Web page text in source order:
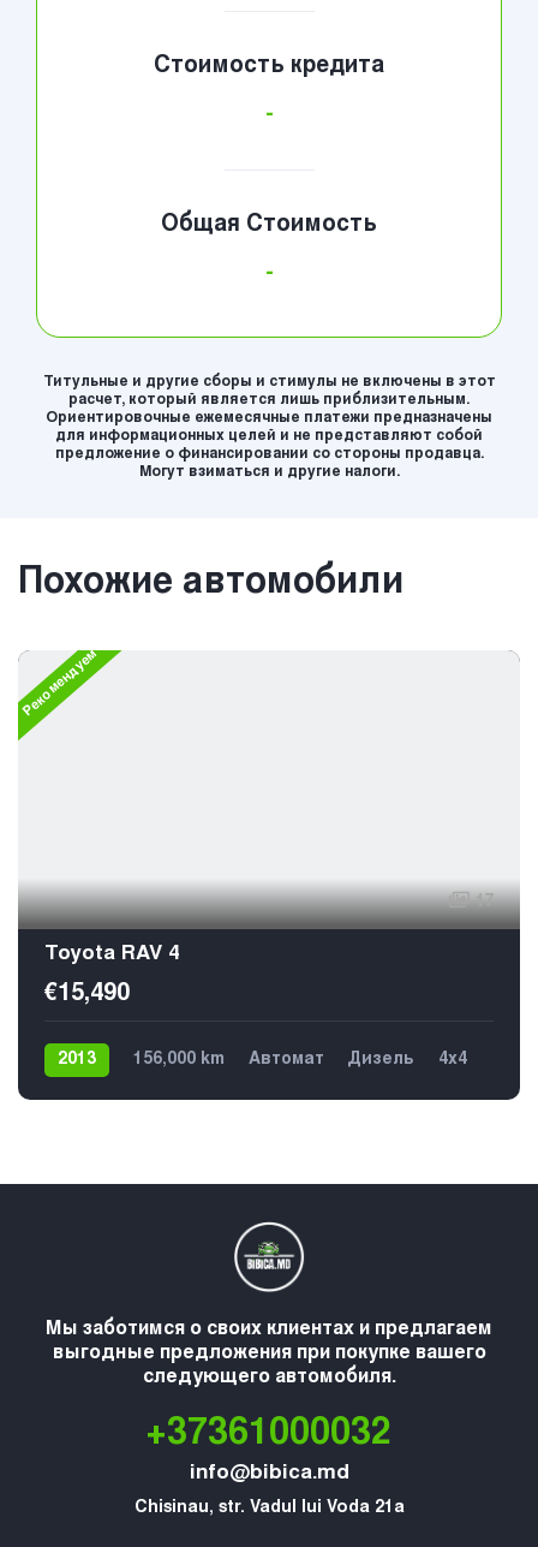
Стоимость кредита
-
Общая Стоимость
-
Титульные и другие сборы и стимулы не включены в этот
расчет, который является лишь приблизительным.
Ориентировочные ежемесячные платежи предназначены
для информационных целей и не представляют собой
предложение о финансировании со стороны продавца.
Могут взиматься и другие налоги.
Похожие автомобили
Рекомендуем
17
Toyota RAV 4
€15,490
2013 156,000 km Автомат Дизель 4х4
Мы заботимся о своих клиентах и предлагаем
выгодные предложения при покупке вашего
следующего автомобиля.
+37361000032
info@bibica.md
Chisinau, str. Vadul lui Voda 21a